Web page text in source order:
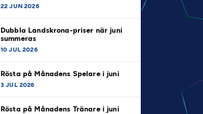
22 JUN 2026
Dubbla Landskrona-priser när juni
summeras
10 JUL 2026
Rösta på Månadens Spelare i juni
3 JUL 2026
Rösta på Månadens Tränare i juni